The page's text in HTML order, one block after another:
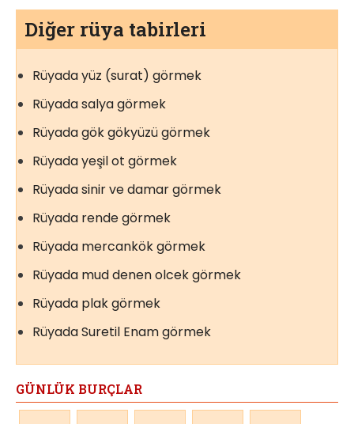
Diğer rüya tabirleri
Rüyada yüz (surat) görmek
Rüyada salya görmek
Rüyada gök gökyüzü görmek
Rüyada yeşil ot görmek
Rüyada sinir ve damar görmek
Rüyada rende görmek
Rüyada mercankök görmek
Rüyada mud denen olcek görmek
Rüyada plak görmek
Rüyada Suretil Enam görmek
GÜNLÜK BURÇLAR